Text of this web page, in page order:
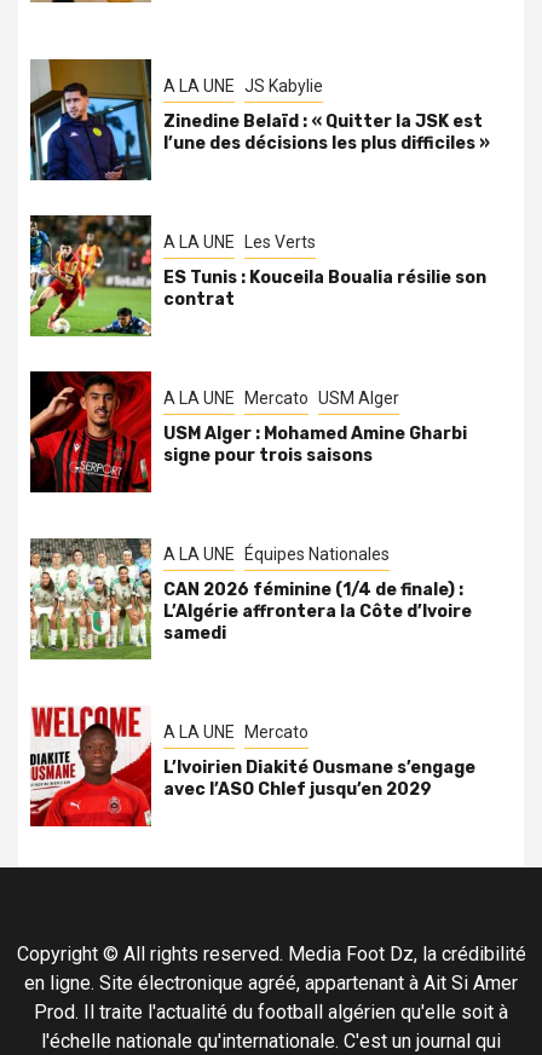
A LA UNE JS Kabylie
Zinedine Belaïd : « Quitter la JSK est
l’une des décisions les plus difficiles »
A LA UNE Les Verts
ES Tunis : Kouceila Boualia résilie son
contrat
A LA UNE Mercato USM Alger
USM Alger : Mohamed Amine Gharbi
signe pour trois saisons
A LA UNE Équipes Nationales
CAN 2026 féminine (1/4 de finale) :
L’Algérie affrontera la Côte d’Ivoire
samedi
A LA UNE Mercato
L’Ivoirien Diakité Ousmane s’engage
avec l’ASO Chlef jusqu’en 2029
Copyright © All rights reserved. Media Foot Dz, la crédibilité
en ligne. Site électronique agréé, appartenant à Ait Si Amer
Prod. Il traite l'actualité du football algérien qu'elle soit à
l'échelle nationale qu'internationale. C'est un journal qui